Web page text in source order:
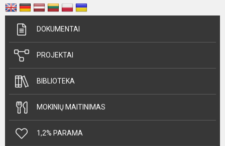
DOKUMENTAI
PROJEKTAI
BIBLIOTEKA
MOKINIŲ MAITINIMAS
1,2% PARAMA